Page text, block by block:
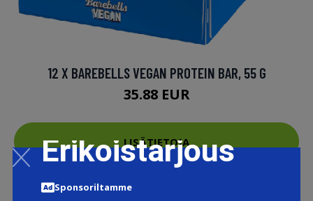
12 X BAREBELLS VEGAN PROTEIN BAR, 55 G
35.88 EUR
LISÄTIETOJA
Erikoistarjous
Sponsoriltamme